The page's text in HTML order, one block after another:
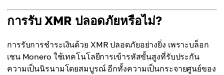
การรับ XMR ปลอดภัยหรือไม่?
การรับการชำระเงินด้วย XMR ปลอดภัยอย่างยิ่ง เพราะบล็อก
เชน Monero ใช้เทคโนโลยีการเข้ารหัสขั้นสูงที่รับประกัน
ความเป็นนิรนามโดยสมบูรณ์ อีกทั้งความเป็นกระจายศูนย์ของ